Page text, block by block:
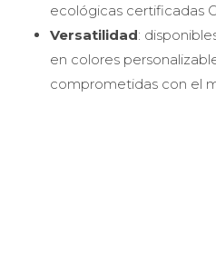
ecológicas certificadas
Versatilidad:
en colores
comprometidas con el